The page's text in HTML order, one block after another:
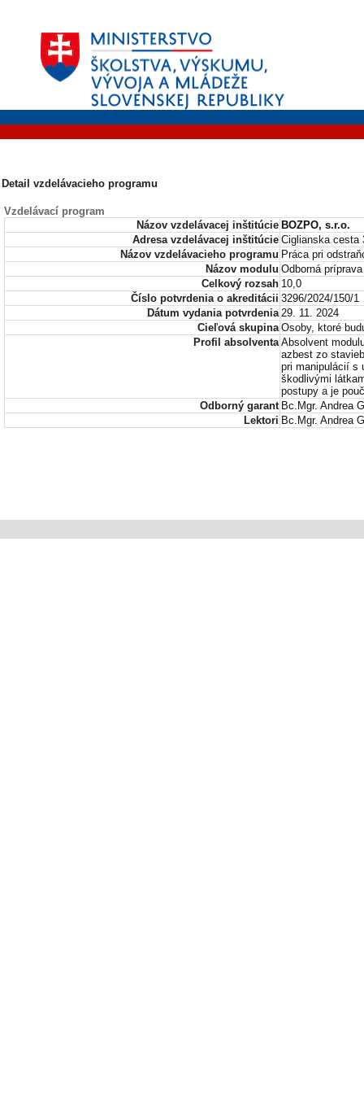
Detail vzdelávacieho programu
Vzdelávací program
Názov vzdelávacej inštitúcie BOZPO, s.r.o.
Adresa vzdelávacej inštitúcie Ciglianska cesta
Názov vzdelávacieho programu Práca pri
Názov modulu Odborná
Celkový rozsah 10,0
Číslo potvrdenia o akreditácii 3296/2024/150/1
Dátum vydania potvrdenia 29. 11. 2024
Cieľová skupina Osoby, ktoré
Profil absolventa Absolvent
azbest zo
pri manipulácií s
škodlivými
postupy a je
Odborný garant Bc.Mgr. Andrea
Lektori Bc.Mgr. Andrea